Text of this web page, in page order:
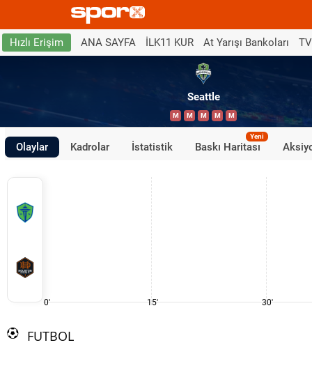
Hızlı Erişim ANA SAYFA İLK11 KUR At Yarışı Bankoları
Seattle
M M M M M
Olaylar Kadrolar İstatistik Baskı Haritası
Yeni
0' 15' 30'
FUTBOL